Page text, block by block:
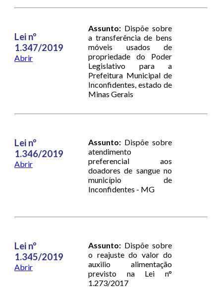
Lei nº
1.347/2019
Abrir
Assunto: Dispõe sobre
a transferência de bens
móveis usados de
propriedade do Poder
Legislativo para a
Prefeitura Municipal de
Inconfidentes, estado de
Minas Gerais
Lei nº
1.346/2019
Abrir
Assunto: Dispõe sobre
atendimento
preferencial aos
doadores de sangue no
município de
Inconfidentes - MG
Lei nº
1.345/2019
Abrir
Assunto: Dispõe sobre
o reajuste do valor do
auxilio alimentação
previsto na Lei n°
1.273/2017